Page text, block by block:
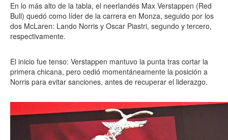
En lo más alto de la tabla, el neerlandés Max Verstappen (Red
Bull) quedó como líder de la carrera en Monza, seguido por los
dos McLaren: Lando Norris y Oscar Piastri, segundo y tercero,
respectivamente.
El inicio fue tenso: Verstappen mantuvo la punta tras cortar la
primera chicana, pero cedió momentáneamente la posición a
Norris para evitar sanciones, antes de recuperar el liderazgo.